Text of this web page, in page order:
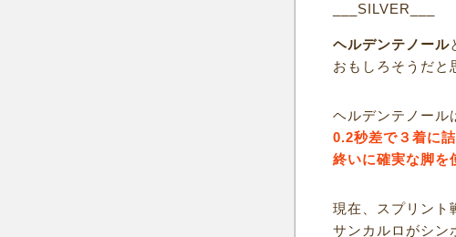
___SILVER___
ヘルデンテノール
おもしろそうだと
ヘルデンテノール
0.2秒差で３着に
終いに確実な脚を
現在、スプリント
サンカルロがシン